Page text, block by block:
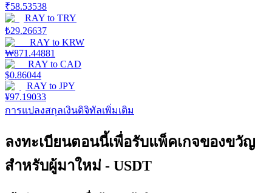
Launchpool
การเซ้งแบบยืดหยุ่นเพื่อรับโทเคนยอดนิยม
การล็อค BTR
₹58.53538
RAY to TRY
₺29.26637
RAY to KRW
₩871.44881
RAY to CAD
$0.86044
RAY to JPY
¥97.19033
การแปลงสกุลเงินดิจิทัลเพิ่มเติม
ลงทะเบียนตอนนี้เพื่อรับแพ็คเกจของขวัญ
สำหรับผู้มาใหม่ - USDT